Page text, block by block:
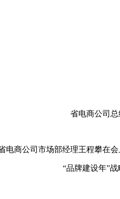
省电商公司
电商公司市场部经理王程攀在
“品牌建设年”